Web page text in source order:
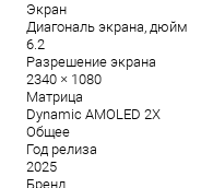
Экран
Диагональ экрана, дюйм
6.2
Разрешение экрана
2340 × 1080
Матрица
Dynamic AMOLED 2X
Общее
Год релиза
2025
Бренд